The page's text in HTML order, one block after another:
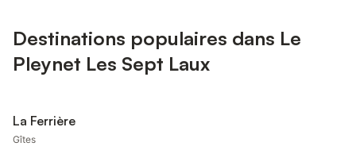
Destinations populaires dans Le
Pleynet Les Sept Laux
La Ferrière
Gîtes